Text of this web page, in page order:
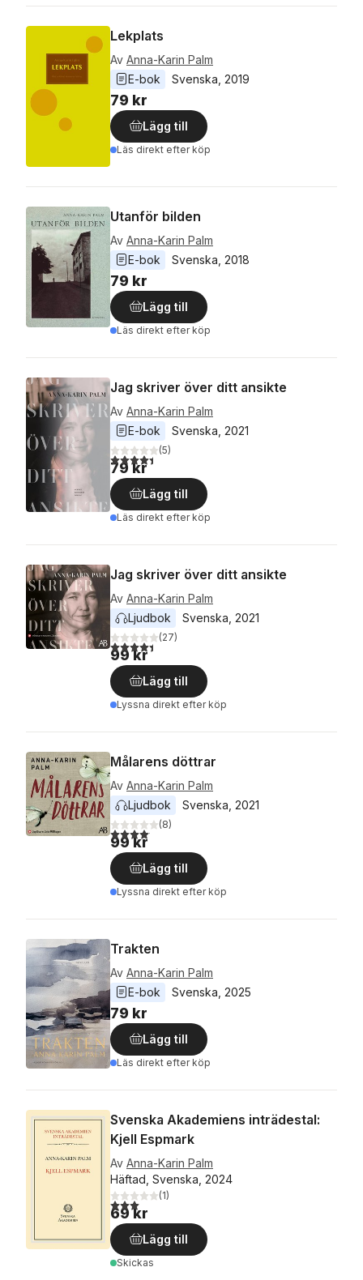
Lekplats
Av Anna-Karin Palm
E-bok
Svenska 2019
79 kr
Lägg till
Läs direkt efter köp
Utanför bilden
Av Anna-Karin Palm
E-bok
Svenska 2018
79 kr
Lägg till
Läs direkt efter köp
Jag skriver över ditt ansikte
Av Anna-Karin Palm
E-bok
Svenska 2021
4,4utav 5 stjärnor. Totalt antal röster:
(5)
79 kr
Lägg till
Läs direkt efter köp
Jag skriver över ditt ansikte
Av Anna-Karin Palm
Ljudbok
Svenska 2021
4,4utav 5 stjärnor. Totalt antal röster:
(27)
99 kr
Lägg till
Lyssna direkt efter köp
Målarens döttrar
Av Anna-Karin Palm
Ljudbok
Svenska 2021
4,1utav 5 stjärnor. Totalt antal röster:
(8)
99 kr
Lägg till
Lyssna direkt efter köp
Trakten
Av Anna-Karin Palm
E-bok
Svenska 2025
79 kr
Lägg till
Läs direkt efter köp
Svenska Akademiens inträdestal:
Kjell Espmark
Av Anna-Karin Palm
Häftad, Svenska, 2024
3,0utav 5 stjärnor. Totalt antal röster:
(1)
69 kr
Lägg till
Skickas